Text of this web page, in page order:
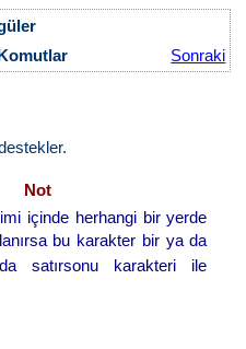
Sonraki
Not
içinde herhangi bir yerde
bu karakter bir ya da
satırsonu karakteri ile